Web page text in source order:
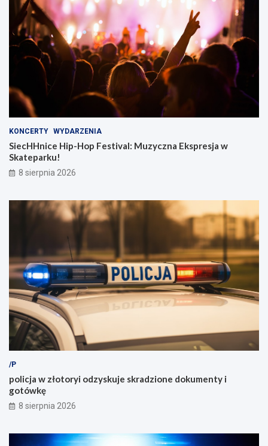
KONCERTY WYDARZENIA
SiecHHnice Hip-Hop Festival: Muzyczna Ekspresja w
Skateparku!
8 sierpnia 2026
/P
policja w złotoryi odzyskuje skradzione dokumenty i
gotówkę
8 sierpnia 2026